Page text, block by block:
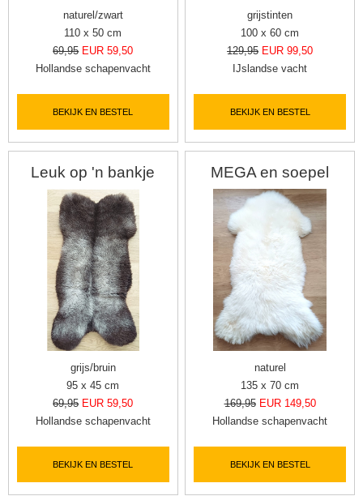
naturel/zwart
110 x 50 cm
69,95 EUR 59,50
Hollandse schapenvacht
BEKIJK EN BESTEL
grijstinten
100 x 60 cm
129,95 EUR 99,50
IJslandse vacht
BEKIJK EN BESTEL
Leuk op 'n bankje
grijs/bruin
95 x 45 cm
69,95 EUR 59,50
Hollandse schapenvacht
BEKIJK EN BESTEL
MEGA en soepel
naturel
135 x 70 cm
169,95 EUR 149,50
Hollandse schapenvacht
BEKIJK EN BESTEL